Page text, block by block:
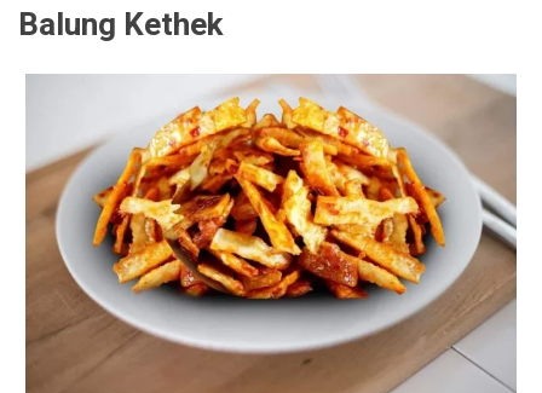
Balung Kethek